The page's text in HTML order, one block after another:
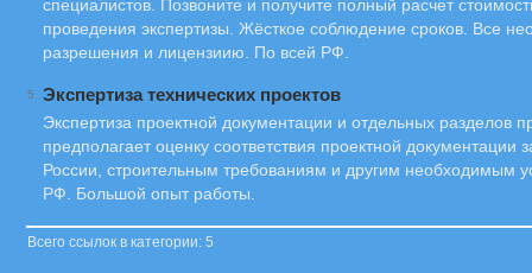
специалистов. Позвоните и получите полный расчет
проведения экспертизы. Жёсткое соблюдение сроков. Все
разрешения и лицензиию. По всей РФ.
5. Экспертиза технических проектов
Экспертиза проектной документации и отдельных разделов
предполагает оценку соответствия проектной документации
России, строительным требованиям и другим необходимым
РФ. Большой опыт работы.
Всего ссылок в категории: 5